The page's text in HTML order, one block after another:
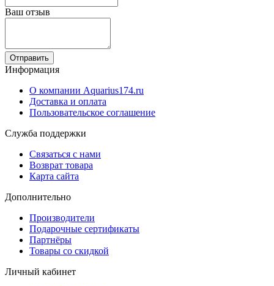
Ваш отзыв
Отправить
Информация
О компании Aquarius174.ru
Доставка и оплата
Пользовательское соглашение
Служба поддержки
Связаться с нами
Возврат товара
Карта сайта
Дополнительно
Производители
Подарочные сертификаты
Партнёры
Товары со скидкой
Личный кабинет